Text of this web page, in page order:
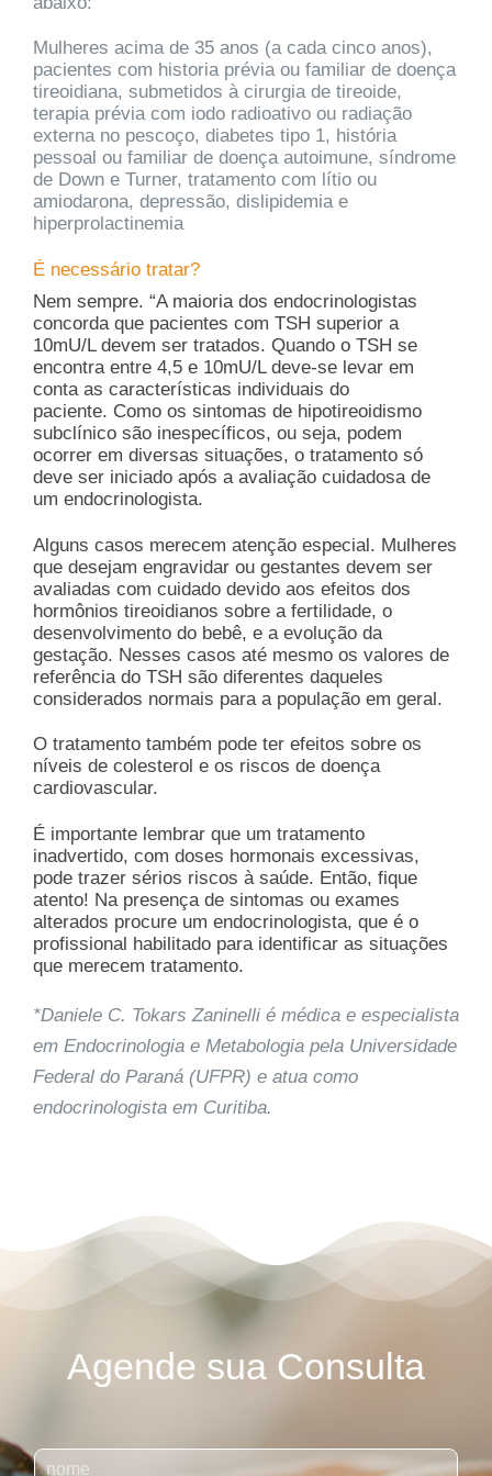
Mulheres acima de 35 anos (a cada cinco anos),
pacientes com historia prévia ou familiar de doença
tireoidiana, submetidos à cirurgia de tireoide,
terapia prévia com iodo radioativo ou radiação
externa no pescoço, diabetes tipo 1, história
pessoal ou familiar de doença autoimune, síndrome
de Down e Turner, tratamento com lítio ou
amiodarona, depressão, dislipidemia e
hiperprolactinemia
É necessário tratar?
Nem sempre. “A maioria dos endocrinologistas
concorda que pacientes com TSH superior a
10mU/L devem ser tratados. Quando o TSH se
encontra entre 4,5 e 10mU/L deve-se levar em
conta as características individuais do
paciente. Como os sintomas de hipotireoidismo
subclínico são inespecíficos, ou seja, podem
ocorrer em diversas situações, o tratamento só
deve ser iniciado após a avaliação cuidadosa de
um endocrinologista.
Alguns casos merecem atenção especial. Mulheres
que desejam engravidar ou gestantes devem ser
avaliadas com cuidado devido aos efeitos dos
hormônios tireoidianos sobre a fertilidade, o
desenvolvimento do bebê, e a evolução da
gestação. Nesses casos até mesmo os valores de
referência do TSH são diferentes daqueles
considerados normais para a população em geral.
O tratamento também pode ter efeitos sobre os
níveis de colesterol e os riscos de doença
cardiovascular.
É importante lembrar que um tratamento
inadvertido, com doses hormonais excessivas,
pode trazer sérios riscos à saúde. Então, fique
atento! Na presença de sintomas ou exames
alterados procure um endocrinologista, que é o
profissional habilitado para identificar as situações
que merecem tratamento.
*Daniele C. Tokars Zaninelli é médica e especialista
em Endocrinologia e Metabologiapela Universidade
Federal do Paraná (UFPR) e atua como
endocrinologista em Curitiba.
Agende sua Consulta
N